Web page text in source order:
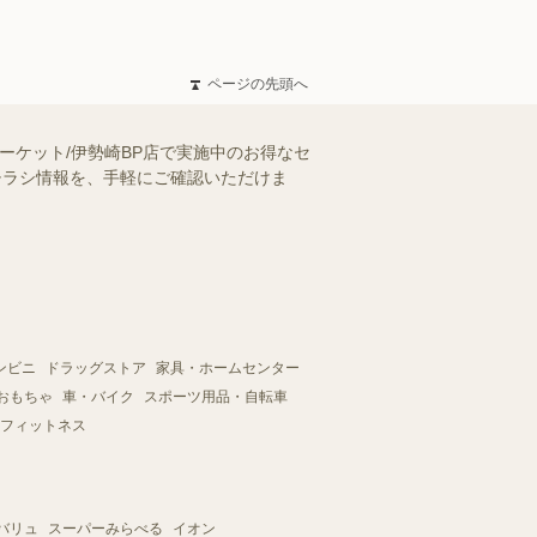
ページの先頭へ
ケット/伊勢崎BP店で実施中のお得なセ
シ情報を、手軽にご確認いただけま
ビニ ドラッグストア
家具・ホームセンター
もちゃ 車・バイク
スポーツ用品・自転車
ィットネス
リュ スーパーみらべる イオン